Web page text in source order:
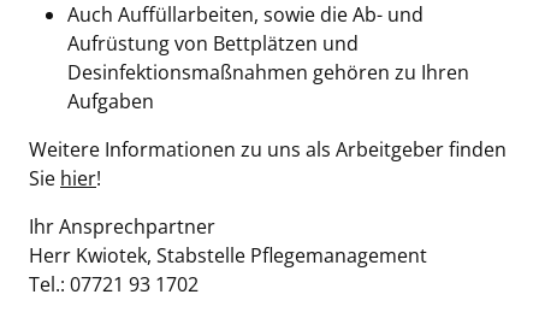
Auch Auffüllarbeiten, sowie die Ab- und
Aufrüstung von Bettplätzen und
Desinfektionsmaßnahmen gehören zu Ihren
Aufgaben
Weitere Informationen zu uns als Arbeitgeber finden
Sie hier!
Ihr Ansprechpartner
Herr Kwiotek, Stabstelle Pflegemanagement
Tel.: 07721 93 1702